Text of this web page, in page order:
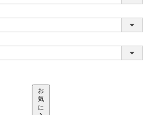
お
気
に